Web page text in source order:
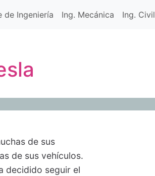
de Ingeniería Ing. Mecánica Ing. Civil
de sus
de sus vehículos.
decidido seguir el